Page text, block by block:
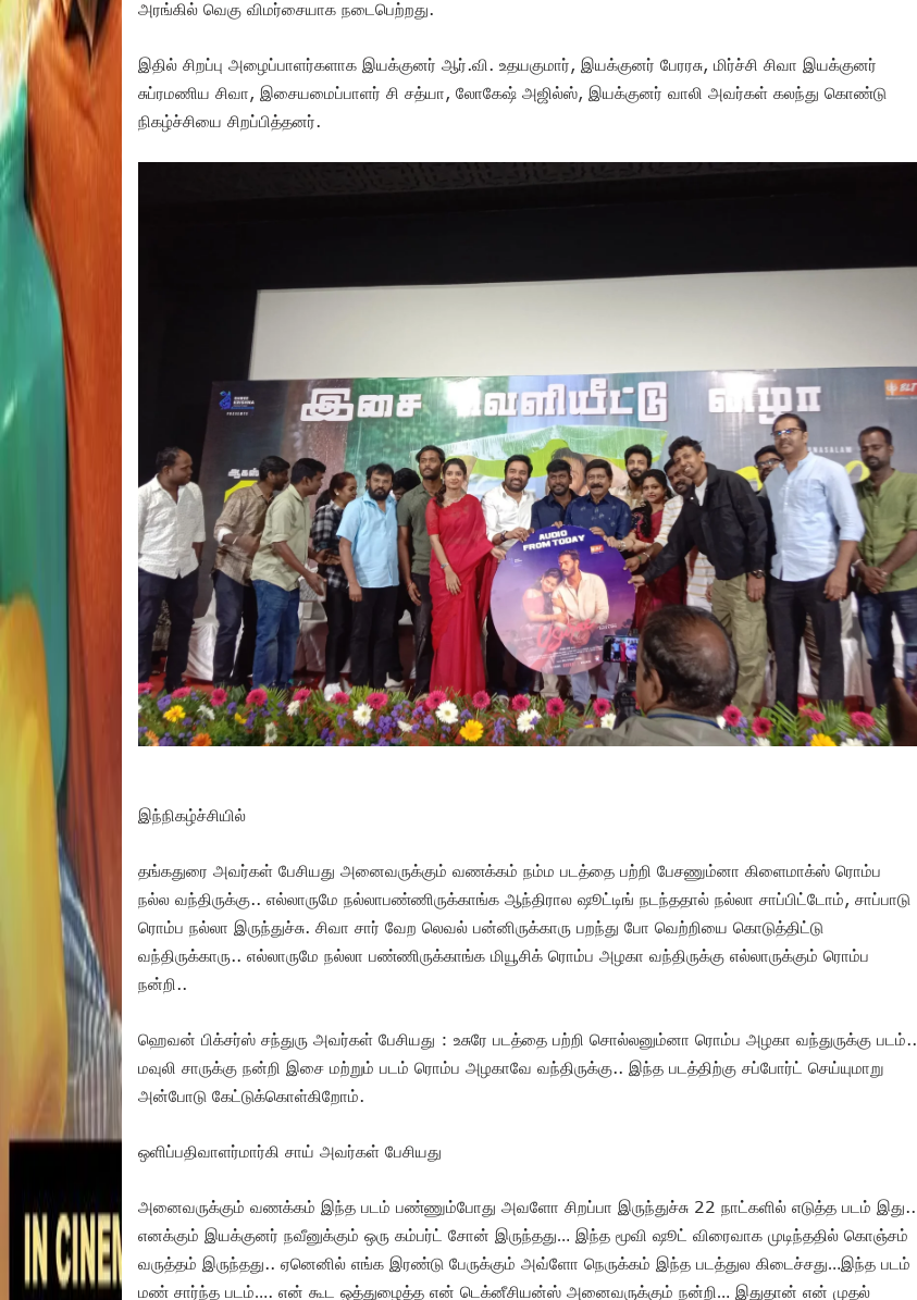
அரங்கில் வெகு விமர்சையாக நடைபெற்றது.
இதில் சிறப்பு அழைப்பாளர்களாக இயக்குனர் ஆர்.வி. உதயகுமார், இயக்குனர் பேரரசு, மிர்ச்சி சிவா இயக்குனர்
சுப்ரமணிய சிவா, இசையமைப்பாளர் சி சத்யா, லோகேஷ் அஜில்ஸ், இயக்குனர் வாலி அவர்கள் கலந்து கொண்டு
நிகழ்ச்சியை சிறப்பித்தனர்.
இந்நிகழ்ச்சியில்
தங்கதுரை அவர்கள் பேசியது அனைவருக்கும் வணக்கம் நம்ம படத்தை பற்றி பேசணும்னா கிளைமாக்ஸ் ரொம்ப
நல்ல வந்திருக்கு.. எல்லாருமே நல்லாபண்ணிருக்காங்க ஆந்திரால ஷூட்டிங் நடந்ததால் நல்லா சாப்பிட்டோம், சாப்பாடு
ரொம்ப நல்லா இருந்துச்சு. சிவா சார் வேற லெவல் பன்னிருக்காரு பறந்து போ வெற்றியை கொடுத்திட்டு
வந்திருக்காரு.. எல்லாருமே நல்லா பண்ணிருக்காங்க மியூசிக் ரொம்ப அழகா வந்திருக்கு எல்லாருக்கும் ரொம்ப
நன்றி..
ஹெவன் பிக்சர்ஸ் சந்துரு அவர்கள் பேசியது : உசுரே படத்தை பற்றி சொல்லனும்னா ரொம்ப அழகா வந்துருக்கு படம்..
மவுலி சாருக்கு நன்றி இசை மற்றும் படம் ரொம்ப அழகாவே வந்திருக்கு.. இந்த படத்திற்கு சப்போர்ட் செய்யுமாறு
அன்போடு கேட்டுக்கொள்கிறோம்.
ஒளிப்பதிவாளர்மார்கி சாய் அவர்கள் பேசியது
அனைவருக்கும் வணக்கம் இந்த படம் பண்ணும்போது அவளோ சிறப்பா இருந்துச்சு 22 நாட்களில் எடுத்த படம் இது..
எனக்கும் இயக்குனர் நவீனுக்கும் ஒரு கம்பர்ட் சோன் இருந்தது… இந்த மூவி ஷூட் விரைவாக முடிந்ததில் கொஞ்சம்
வருத்தம் இருந்தது.. ஏனெனில் எங்க இரண்டு பேருக்கும் அவ்ளோ நெருக்கம் இந்த படத்துல கிடைச்சது…இந்த படம்
மண் சார்ந்த படம்…. என் கூட ஒத்துழைத்த என் டெக்னீசியன்ஸ் அனைவருக்கும் நன்றி… இதுதான் என் முதல்